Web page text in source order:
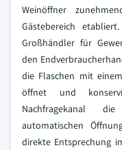
Weinöffner
Gästebereich
Großhändler für
den
die Flaschen mit
öffnet und
Nachfragekanal
automatischen
direkte Entsprechung